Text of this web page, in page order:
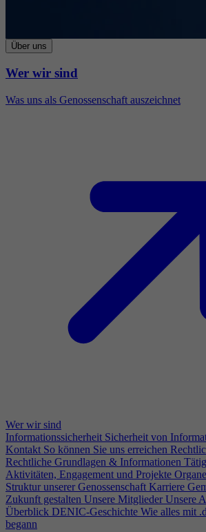
Über uns
Wer wir sind
Was uns als Genossenschaft auszeichnet
Wer wir sind
Informationssicherheit Sicherheit von
Kontakt So können Sie uns erreichen
Rechtliche Grundlagen & Informationen
Aktivitäten, Engagement und Projekte
Struktur unserer Genossenschaft Karriere
Zukunft gestalten Unsere Mitglieder Unsere
Überblick DENIC-Geschichte Wie alles mit
begann